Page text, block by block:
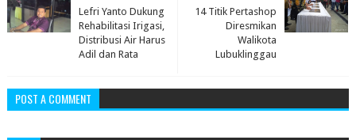
14 Titik Pertashop
Diresmikan
Walikota
Lubuklinggau
Lefri Yanto Dukung
Rehabilitasi Irigasi,
Distribusi Air Harus
Adil dan Rata
POST A COMMENT